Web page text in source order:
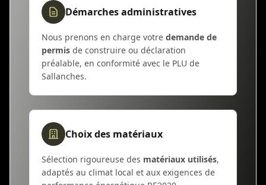
Démarches administratives
Nous prenons en charge votre demande de
permis de construire ou déclaration
préalable, en conformité avec le PLU de
Sallanches.
Choix des matériaux
Sélection rigoureuse des matériaux utilisés,
adaptés au climat local et aux exigences de